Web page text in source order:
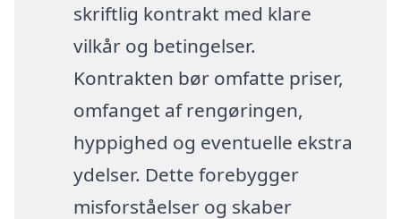
skriftlig kontrakt med klare
vilkår og betingelser.
Kontrakten bør omfatte priser,
omfanget af rengøringen,
hyppighed og eventuelle ekstra
ydelser. Dette forebygger
misforståelser og skaber